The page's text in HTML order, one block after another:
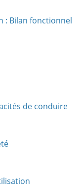
: Bilan fonctionnel
de conduire